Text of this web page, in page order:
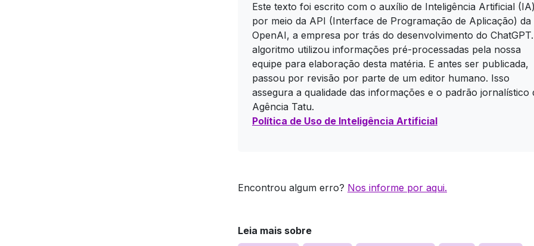
Este texto foi escrito com o auxílio de Inteligência Artificial
por meio da API (Interface de Programação de Aplicação) da
OpenAI, a empresa por trás do desenvolvimento do
algoritmo utilizou informações pré-processadas pela nossa
equipe para elaboração desta matéria. E antes ser publicada,
passou por revisão por parte de um editor humano. Isso
assegura a qualidade das informações e o padrão jornalístico
Agência Tatu.
Política de Uso de Inteligência Artificial
Encontrou algum erro? Nos informe por aqui.
Leia mais sobre